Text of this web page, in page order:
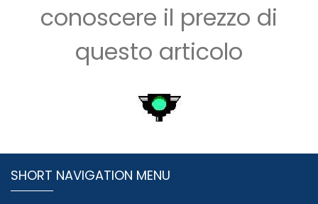
conoscere il prezzo di
questo articolo
SHORT NAVIGATION MENU